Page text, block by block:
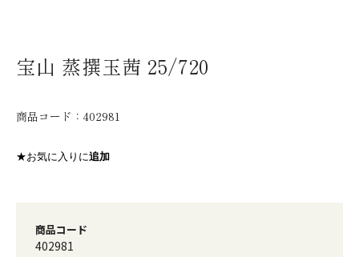
宝山 蒸撰玉茜 25/720
商品コード： 402981
★お気に入りに追加
商品コード
402981